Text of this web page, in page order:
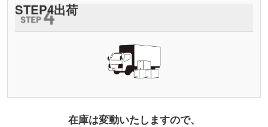
STEP4出荷
在庫は変動いたしますので、